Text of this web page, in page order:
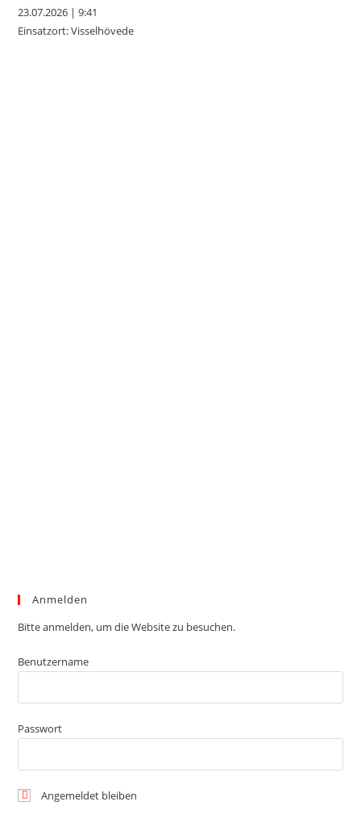
23.07.2026 |9:41
Einsatzort: Visselhövede
Anmelden
Bitte anmelden, um die Website zu besuchen.
Benutzername
Passwort
Angemeldet bleiben